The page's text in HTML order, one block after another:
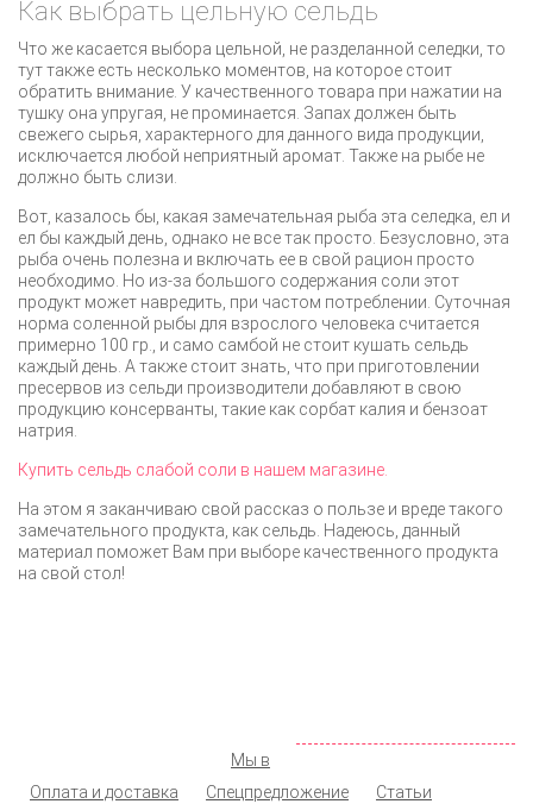
Как выбрать цельную сельдь
Что же касается выбора цельной, не разделанной селедки, то
тут также есть несколько моментов, на которое стоит
обратить внимание. У качественного товара при нажатии на
тушку она упругая, не проминается. Запах должен быть
свежего сырья, характерного для данного вида продукции,
исключается любой неприятный аромат. Также на рыбе не
должно быть слизи.
Вот, казалось бы, какая замечательная рыба эта селедка, ел и
ел бы каждый день, однако не все так просто. Безусловно, эта
рыба очень полезна и включать ее в свой рацион просто
необходимо. Но из-за большого содержания соли этот
продукт может навредить, при частом потреблении. Суточная
норма соленной рыбы для взрослого человека считается
примерно 100 гр., и само самбой не стоит кушать сельдь
каждый день. А также стоит знать, что при приготовлении
пресервов из сельди производители добавляют в свою
продукцию консерванты, такие как сорбат калия и бензоат
натрия.
Купить сельдь слабой соли в нашем магазине.
На этом я заканчиваю свой рассказ о пользе и вреде такого
замечательного продукта, как сельдь. Надеюсь, данный
материал поможет Вам при выборе качественного продукта
на свой стол!
Мы в
Оплата и доставка
Спецпредложение
Статьи